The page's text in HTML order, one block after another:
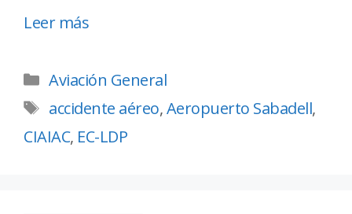
Leer más
Aviación General
accidente aéreo,Aeropuerto Sabadell,
CIAIAC, EC-LDP